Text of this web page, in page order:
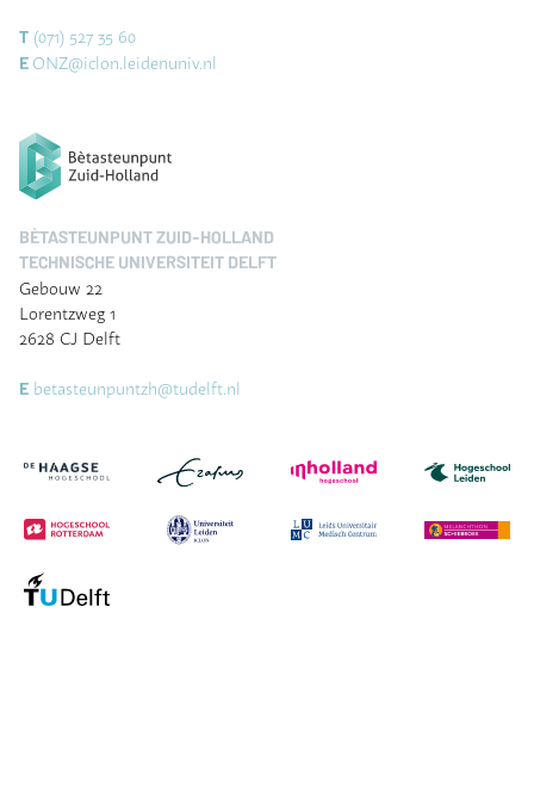
T (071) 527 35 60
E ONZ@iclon.leidenuniv.nl
BÈTASTEUNPUNT ZUID-HOLLAND
TECHNISCHE UNIVERSITEIT DELFT
Gebouw 22
Lorentzweg 1
2628 CJ Delft
E betasteunpuntzh@tudelft.nl